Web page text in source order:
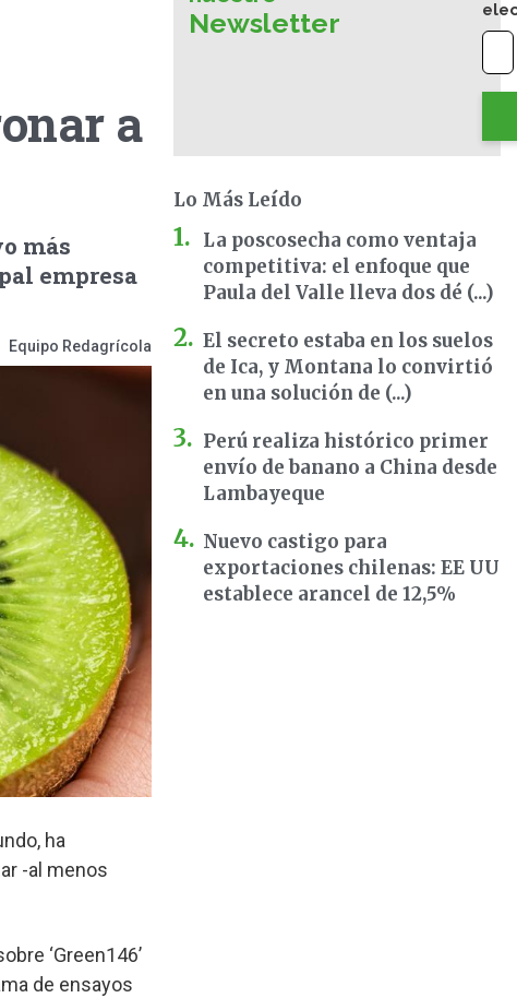
a
más
empresa
Equipo Redagrícola
ha
-al menos
‘Green146’
de ensayos
Newsletter
Lo Más Leído
La poscosecha como ventaja
competitiva: el enfoque que
Paula del Valle lleva dos dé (...)
El secreto estaba en los suelos
de Ica, y Montana lo convirtió
en una solución de (...)
Perú realiza histórico primer
envío de banano a China desde
Lambayeque
Nuevo castigo para
exportaciones chilenas: EE UU
establece arancel de 12,5%